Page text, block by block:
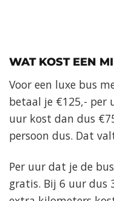
WAT KOST EEN
Voor een luxe bus
betaal je €125,- per
uur kost dan dus
persoon dus. Dat
Per uur dat je de
gratis. Bij 6 uur dus